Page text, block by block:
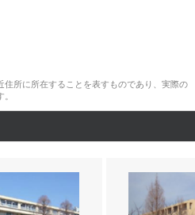
所に所在することを表すものであり、実際の